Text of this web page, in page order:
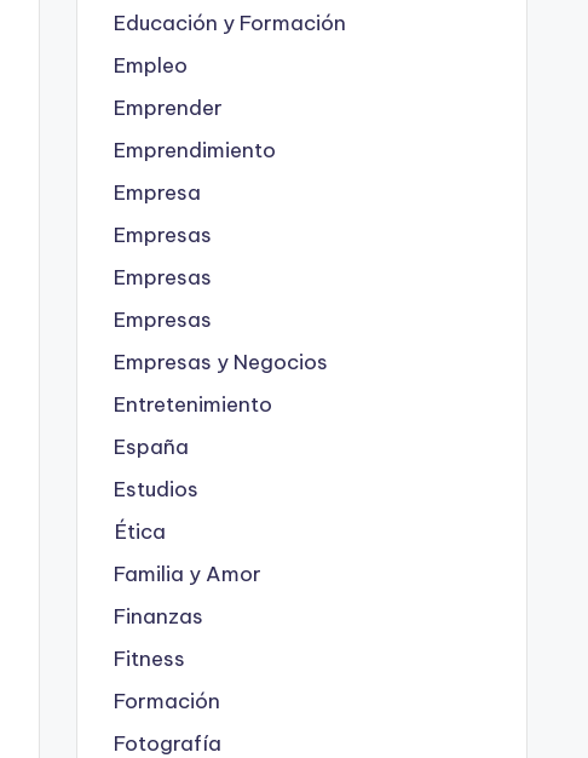
Educación y Formación
Empleo
Emprender
Emprendimiento
Empresa
Empresas
Empresas
Empresas
Empresas y Negocios
Entretenimiento
España
Estudios
Ética
Familia y Amor
Finanzas
Fitness
Formación
Fotografía